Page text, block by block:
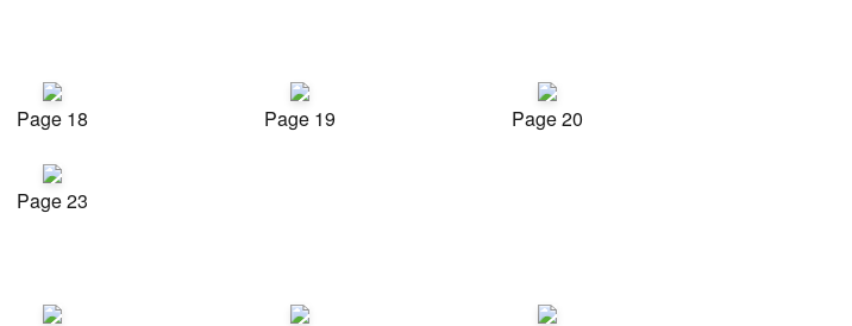
Page 18 Page 19 Page 20
Page 23